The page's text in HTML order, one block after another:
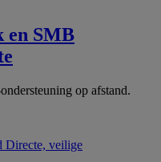
en SMB
op afstand.
Directe, veilige